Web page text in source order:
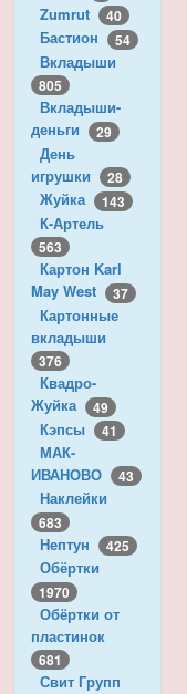
Zumrut 40
Бастион 54
Вкладыши
805
Вкладыши-
деньги
29
День
игрушки
28
Жуйка 143
К-Артель
563
Картон Karl
May West
37
Картонные
вкладыши
376
Квадро-
Жуйка
49
Кэпсы 41
МАК-
ИВАНОВО
43
Наклейки
683
Нептун 425
Обёртки
1970
Обёртки от
пластинок
681
Свит Групп